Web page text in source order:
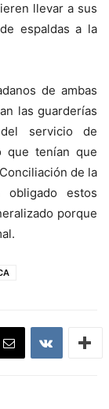
llevar a sus
espaldas a la
de ambas
las guarderías
servicio de
que tenían que
de la
estos
porque